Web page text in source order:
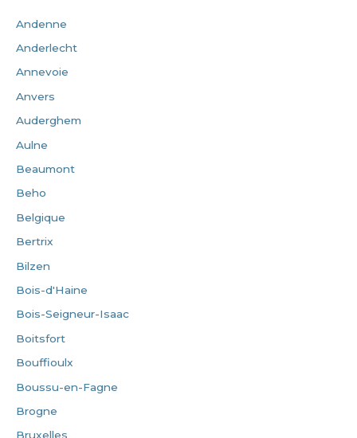
Andenne
Anderlecht
Annevoie
Anvers
Auderghem
Aulne
Beaumont
Beho
Belgique
Bertrix
Bilzen
Bois-d'Haine
Bois-Seigneur-Isaac
Boitsfort
Bouffioulx
Boussu-en-Fagne
Brogne
Bruxelles